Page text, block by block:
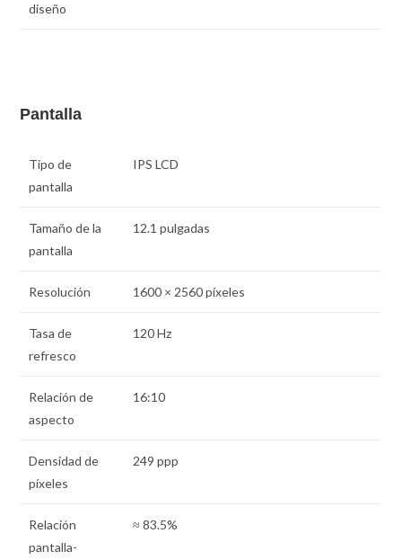
diseño
Pantalla
Tipo de
pantalla
IPS LCD
Tamaño de la
pantalla
12.1 pulgadas
Resolución 1600 × 2560 píxeles
Tasa de
refresco
120 Hz
Relación de
aspecto
16:10
Densidad de
píxeles
249 ppp
Relación
pantalla-
≈ 83.5%